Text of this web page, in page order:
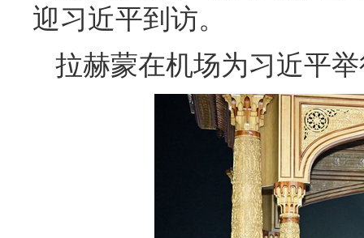
迎习近平到访。
拉赫蒙在机场为习近平